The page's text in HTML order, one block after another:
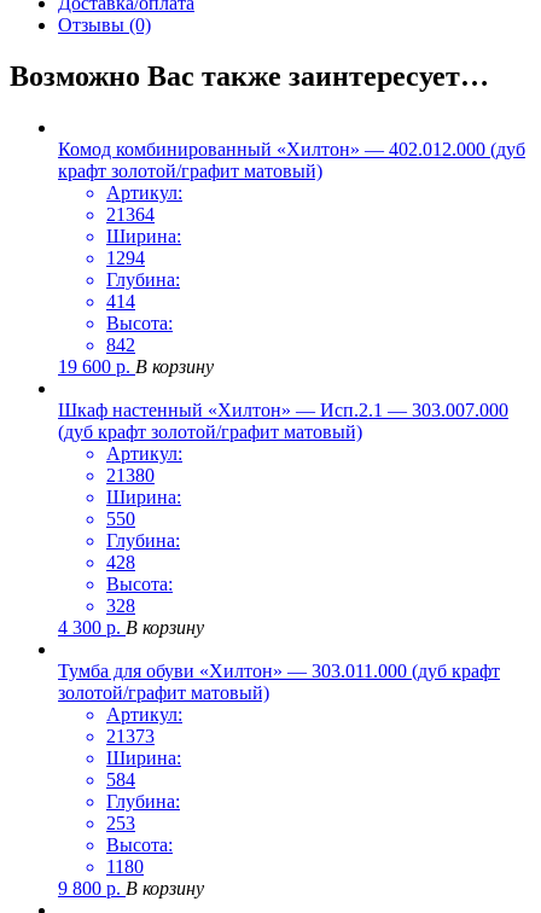
Отзывы (0)
Возможно Вас также заинтересует…
Комод комбинированный «Хилтон» — 402.012.000 (дуб
крафт золотой/графит матовый)
Артикул:
21364
Ширина:
1294
Глубина:
414
Высота:
842
19 600 р. В корзину
Шкаф настенный «Хилтон» — Исп.2.1 — 303.007.000
(дуб крафт золотой/графит матовый)
Артикул:
21380
Ширина:
550
Глубина:
428
Высота:
328
4 300 р. В корзину
Тумба для обуви «Хилтон» — 303.011.000 (дуб крафт
золотой/графит матовый)
Артикул:
21373
Ширина:
584
Глубина:
253
Высота:
1180
9 800 р. В корзину